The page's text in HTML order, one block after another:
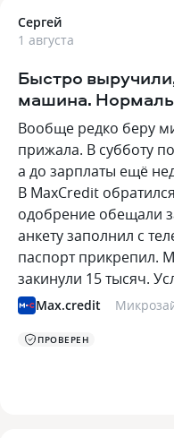
Сергей
1 августа
Быстро
машина.
Вообще редко беру
прижала. В субботу
а до зарплаты ещё
В MaxCredit
одобрение обещали
анкету заполнил с
паспорт прикрепил.
закинули 15 тысяч.
Max.credit
ПРОВЕРЕН